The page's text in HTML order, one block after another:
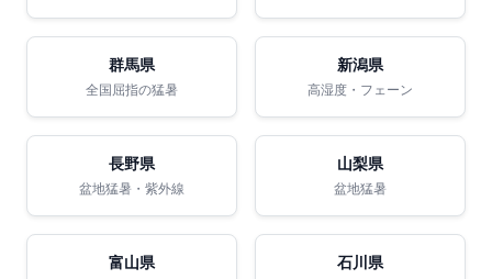
群馬県
全国屈指の猛暑
新潟県
高湿度・フェーン
長野県
盆地猛暑・紫外線
山梨県
盆地猛暑
富山県 石川県